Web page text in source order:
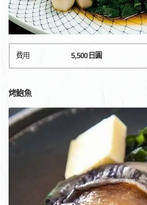
費用 5,500日圓
烤鮑魚